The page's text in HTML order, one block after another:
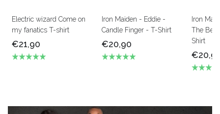
Electric wizard Come on
my fanatics T-shirt
€21,90
Iron Maiden - Eddie -
Candle Finger - T-Shirt
€20,90
Iron
The
Shirt